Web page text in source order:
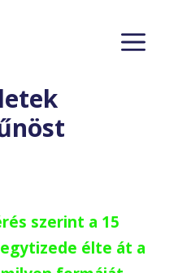
szerint a 15
élte át a